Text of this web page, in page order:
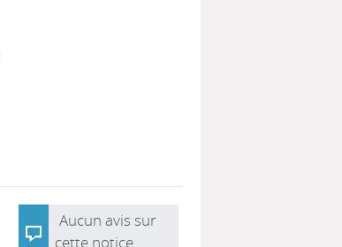
Aucun avis sur
cette notice.